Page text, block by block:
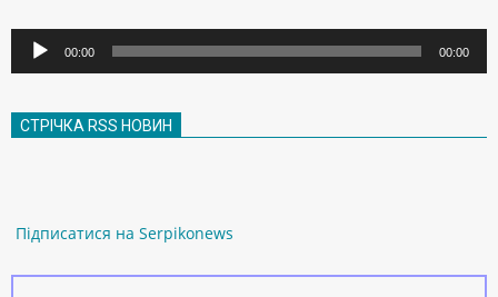
Аудіопрогравач
00:00 00:00
СТРІЧКА RSS НОВИН
Підписатися на Serpikonews